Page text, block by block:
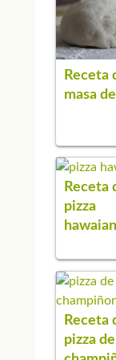
Receta
masa
Receta
pizza
Receta
pizza de